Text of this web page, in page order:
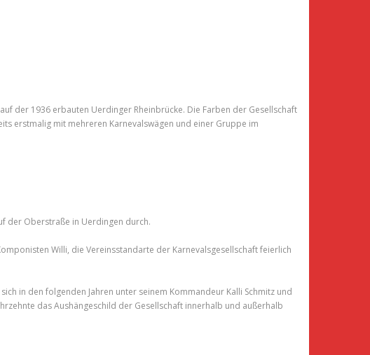
der 1936 erbauten Uerdinger Rheinbrücke. Die Farben der Gesellschaft
erstmalig mit mehreren Karnevalswägen und einer Gruppe im
der Oberstraße in Uerdingen durch.
Willi, die Vereinsstandarte der Karnevalsgesellschaft feierlich
in den folgenden Jahren unter seinem Kommandeur Kalli Schmitz und
das Aushängeschild der Gesellschaft innerhalb und außerhalb